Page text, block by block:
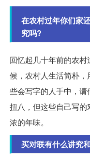
在农村过年你们家
究吗?
回忆起几十年前的农
候，农村人生活简朴
些会写字的人手中，
扭八，但这些自己写
浓的年味。
买对联有什么讲究